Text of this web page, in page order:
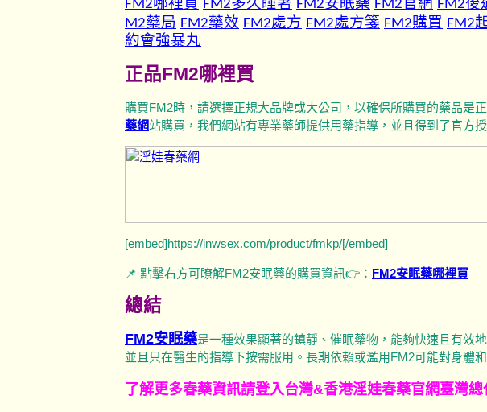
FM2哪裡買 FM2多久睡著 FM2安眠藥 FM2官網 FM2後
M2藥局 FM2藥效 FM2處方 FM2處方箋 FM2購買 FM2
約會強暴丸
正品FM2哪裡買
購買FM2時，請選擇正規大品牌或大公司，以確保所購買的藥品是
藥網站購買，我們網站有專業藥師提供用藥指導，並且得到了官方
[embed]https://inwsex.com/product/fmkp/[/embed]
📌 點擊右方可瞭解FM2安眠藥的購買資訊👉： FM2安眠藥哪裡買
總結
FM2安眠藥是一種效果顯著的鎮靜、催眠藥物，能夠快速且有效
並且只在醫生的指導下按需服用。長期依賴或濫用FM2可能對身體
了解更多春藥資訊請登入台灣&香港淫娃春藥官網臺灣